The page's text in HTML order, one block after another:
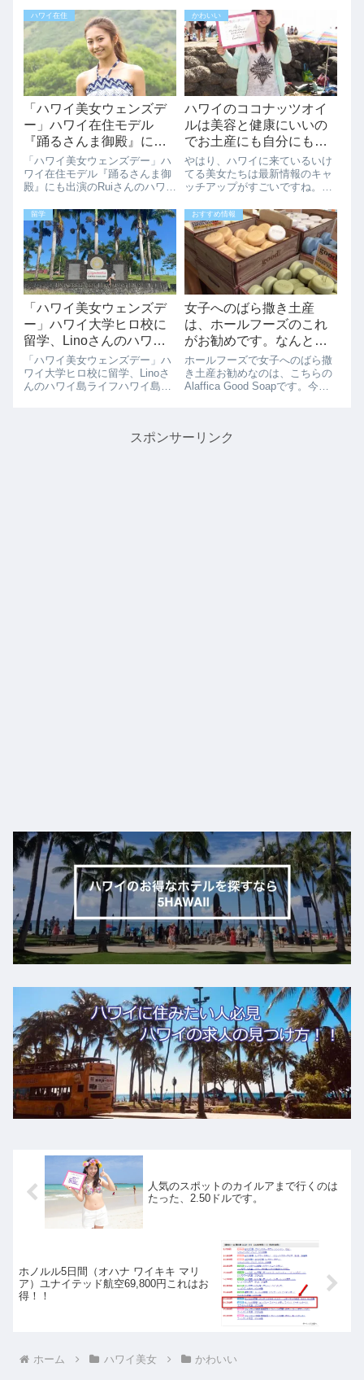
いうことで、ナースのリラック
ス先はやっぱりハワイがお勧め
のようです。もちろん、ホノル
ルハーフマラソンを走った後
は、マッサージでゆ...
バックがいかがでしょうか？ち
ょっとしたお土産を中に入れて
渡す時に重宝します。お値段は
小さいのが1.19ドルです。日本
でも人...
ハワイ在住
「ハワイ美女ウェンズデ
ー」ハワイ在住モデル
『踊るさんま御殿』にも
出演のRuiさんのハワイ生
活とは
「ハワイ美女ウェンズデー」ハ
ワイ在住モデル『踊るさんま御
殿』にも出演のRuiさんのハワイ
からハワイで育ち、雑誌やテレ
ビなどで活躍中のRuiさんにハワ
イでインタビューさせていただ
きました。Ruiさんは、モデルと
して...
かわいい
ハワイのココナッツオイ
ルは美容と健康にいいの
でお土産にも自分にもお
勧めです。
やはり、ハワイに来ているいけ
てる美女たちは最新情報のキャ
ッチアップがすごいですね。今
す！！最近は、ハワイ産のココ
ナッツオイルが巷ではやってい
るみたいです。色々な記事が最
近でていますよ！！こちらの美
女は、お勧めのお...
留学
「ハワイ美女ウェンズデ
ー」ハワイ大学ヒロ校に
留学、Linoさんのハワイ
島ライフ
「ハワイ美女ウェンズデー」ハ
ワイ大学ヒロ校に留学、Linoさ
んのハワイ島ライフハワイ島で
めまして。Linoです。日本で通
おすすめ情報
女子へのばら撒き土産
は、ホールフーズのこれ
がお勧めです。なんと今
週末は、１つ1ドルの大セ
ール中！！
ホールフーズで女子へのばら撒
き土産お勧めなのは、こちらの
Alaffica Good Soapです。今ま
日々使うものだから、
スポンサーリンク
人気のスポットのカイルアまで行くのは
たった、2.50ドルです。
ホノルル5日間（オハナ ワイキキ マリ
ア）ユナイテッド航空69,800円これはお
得！！
ホーム ハワイ美女 かわいい